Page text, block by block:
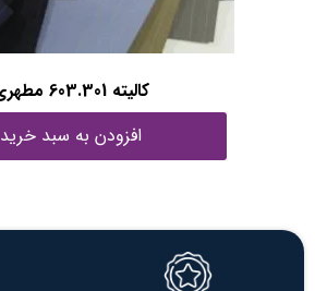
کالیته 603.301 مطهری
افزودن به سبد خرید